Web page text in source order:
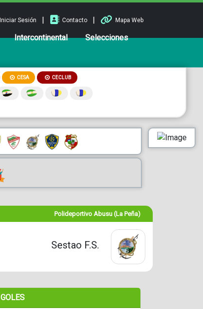
Iniciar Sesión | Contacto | Mapa Web
Intercontinental Selecciones
CESA CECLUB
Polideportivo Abusu (La Peña)
Sestao F.S.
GOLES